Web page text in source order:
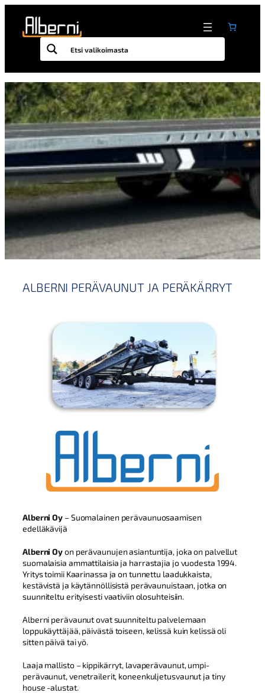
sisältöön
ALBERNI PERÄVAUNUT JA PERÄKÄRRYT
Alberni Oy – Suomalainen perävaunuosaamisen
edelläkävijä
Alberni Oyon perävaunujen asiantuntija, joka on palvellut
suomalaisia ammattilaisia ja harrastajia jo vuodesta 1994.
Yritys toimii Kaarinassa ja on tunnettu laadukkaista,
kestävistä ja käytännöllisistä perävaunuistaan, jotka on
suunniteltu erityisesti vaativiin olosuhteisiin.
Alberni perävaunut ovat suunniteltu palvelemaan
loppukäyttäjää, päivästä toiseen, kelissä kuin kelissä oli
sitten päivä tai yö.
Laaja mallisto – kippikärryt, lavaperävaunut, umpi-
perävaunut, venetrailerit, koneenkuljetusvaunut ja tiny
house -alustat.